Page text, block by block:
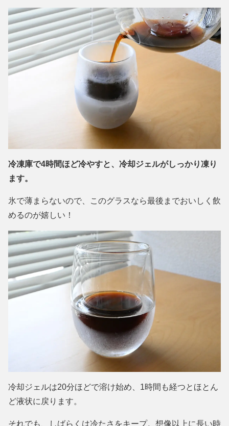
冷凍庫で4時間ほど冷やすと、冷却ジェルがしっかり凍り
ます。
氷で薄まらないので、このグラスなら最後までおいしく飲
めるのが嬉しい！
冷却ジェルは20分ほどで溶け始め、1時間も経つとほとん
ど液状に戻ります。
それでも、しばらくは冷たさをキープ。想像以上に長い時